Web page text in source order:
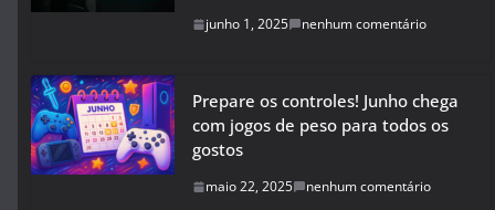
junho 1, 2025 nenhum comentário
Prepare os controles! Junho chega
com jogos de peso para todos os
gostos
maio 22, 2025 nenhum comentário